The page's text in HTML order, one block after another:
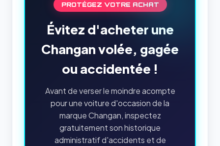
PROTÉGEZ VOTRE ACHAT
Évitez d'acheter une
Changan volée, gagée
ou accidentée !
Avant de verser le moindre acompte
pour une voiture d'occasion de la
marque Changan, inspectez
gratuitement son historique
administratif d'accidents et de